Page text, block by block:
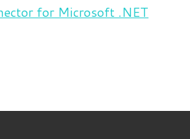
for Microsoft .NET